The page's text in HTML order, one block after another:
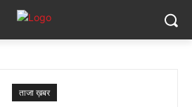
ताजा ख़बर